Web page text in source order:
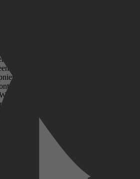
deal? Selfmade miljardair Adoni Petrakis
vrouw die zijn privélift binnenstormt
mijden. Ze is open, grappig en heel
hij kent. Bijna als vanzelf belanden ze in
hartstochtelijke nacht beleven. Pas
ze een golddigger is... Aan haar nacht
meer dan alleen zoete herinneringen
positieve zwangerschapstest! Wanneer
overweldigd door zijn sensuele
dat hij haar voorlegt, voelt dan ook
is de charmante man gebleven in
haar plek voelde?